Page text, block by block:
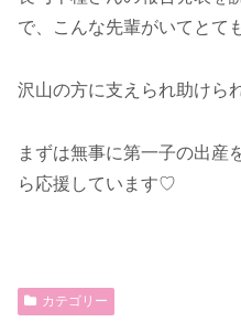
で、こんな先輩がいてとて
沢山の方に支えられ助けら
まずは無事に第一子の出産
ら応援しています♡
カテゴリー